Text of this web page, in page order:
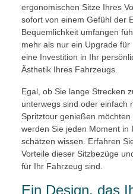
ergonomischen Sitze Ihres
sofort von einem Gefühl der
Bequemlichkeit umfangen
mehr als nur ein Upgrade
eine Investition in Ihr
Ästhetik Ihres Fahrzeugs.
Egal, ob Sie lange Strecken
unterwegs sind oder einfach
Spritztour genießen
werden Sie jeden Moment in
schätzen wissen. Erfahren
Vorteile dieser Sitzbezüge
für Ihr Fahrzeug sind.
Ein Design, das